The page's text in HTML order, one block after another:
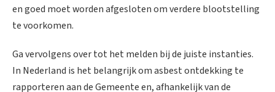
en goed moet worden afgesloten om verdere blootstelling
te voorkomen.
Ga vervolgens over tot het melden bij de juiste instanties.
In Nederland is het belangrijk om asbest ontdekking te
rapporteren aan de Gemeente en, afhankelijk van de